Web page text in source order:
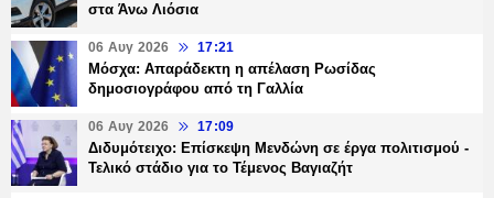
στα Άνω Λιόσια
06 Αυγ 2026 17:21
Μόσχα: Απαράδεκτη η απέλαση Ρωσίδας
δημοσιογράφου από τη Γαλλία
06 Αυγ 2026 17:09
Διδυμότειχο: Επίσκεψη Μενδώνη σε έργα πολιτισμού -
Τελικό στάδιο για το Τέμενος Βαγιαζήτ